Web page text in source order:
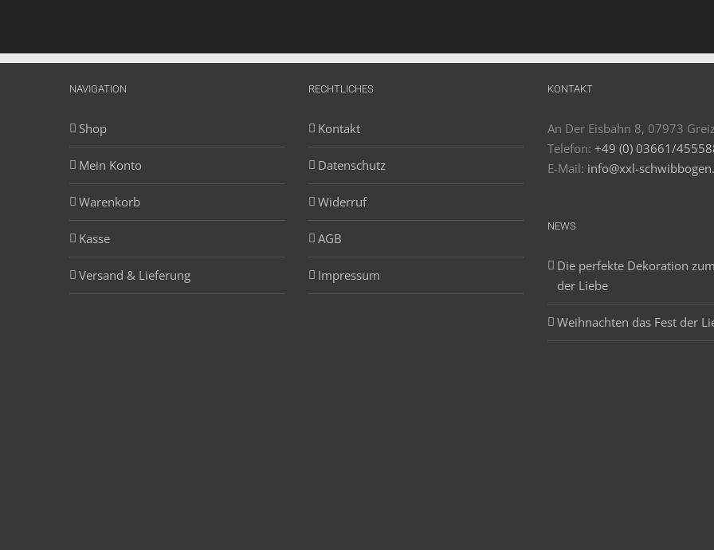
NAVIGATION
Shop
Mein Konto
Warenkorb
Kasse
Versand & Lieferung
RECHTLICHES
Kontakt
Datenschutz
Widerruf
AGB
Impressum
KONTAKT
An Der Eisbahn 8, 07973
Telefon: +49 (0) 03661/
E-Mail: info@xxl-
NEWS
Die perfekte Dekoration
der Liebe
Weihnachten das Fest der